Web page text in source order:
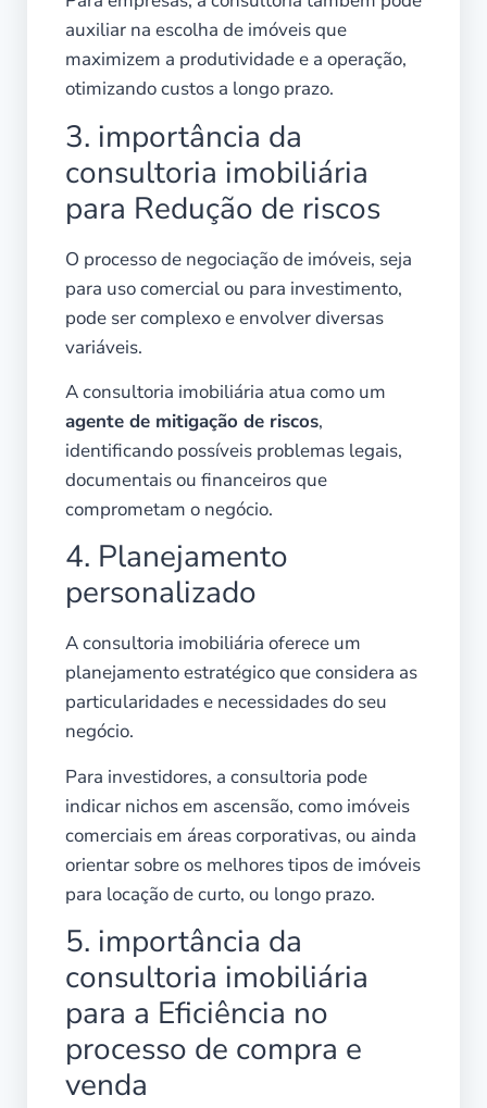
auxiliar na escolha de imóveis que
maximizem a produtividade e a operação,
otimizando custos a longo prazo.
3. importância da
consultoria imobiliária
para Redução de riscos
O processo de negociação de imóveis, seja
para uso comercial ou para investimento,
pode ser complexo e envolver diversas
variáveis.
A consultoria imobiliária atua como um
agente de mitigação de riscos,
identificando possíveis problemas legais,
documentais ou financeiros que
comprometam o negócio.
4. Planejamento
personalizado
A consultoria imobiliária oferece um
planejamento estratégico que considera as
particularidades e necessidades do seu
negócio.
Para investidores, a consultoria pode
indicar nichos em ascensão, como imóveis
comerciais em áreas corporativas, ou ainda
orientar sobre os melhores tipos de imóveis
para locação de curto, ou longo prazo.
5. importância da
consultoria imobiliária
para a Eficiência no
processo de compra e
venda